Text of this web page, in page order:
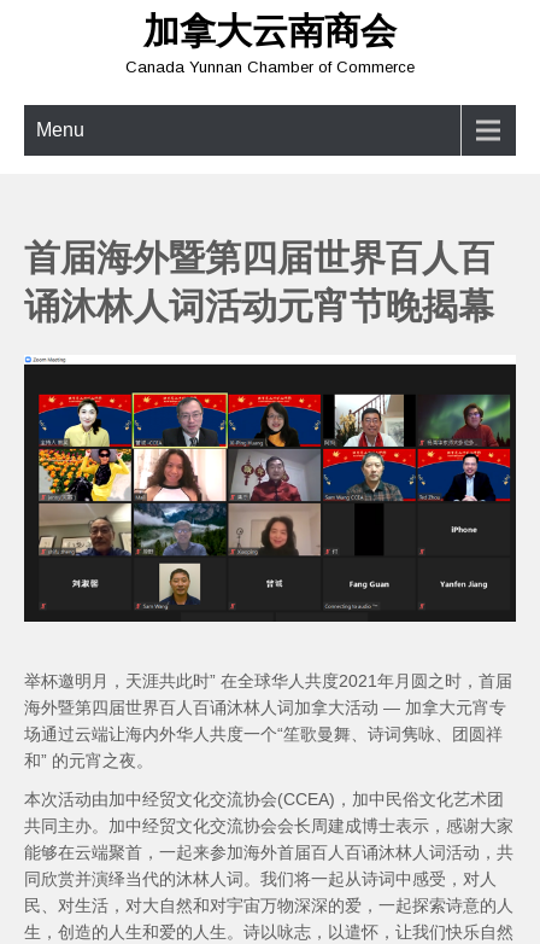
加拿大云南商会
Canada Yunnan Chamber of Commerce
Menu
⾸届海外暨第四届世界百⼈百
诵沐林⼈词活动元宵节晚揭幕
举杯邀明⽉，天涯共此时” 在全球华⼈共度2021年⽉圆之时，⾸届
海外暨第四届世界百⼈百诵沐林⼈词加拿⼤活动 — 加拿大元宵专
场通过云端让海内外华⼈共度⼀个“笙歌曼舞、诗词隽咏、团圆祥
和” 的元宵之夜。
本次活动由加中经贸文化交流协会(CCEA)，加中民俗文化艺术团
共同主办。加中经贸文化交流协会会长周建成博士表示，感谢大家
能够在云端聚首，一起来参加海外⾸届百⼈百诵沐林⼈词活动，共
同欣赏并演绎当代的沐林⼈词。我们将一起从诗词中感受，对人
民、对生活，对大自然和对宇宙万物深深的爱，一起探索诗意的人
生，创造的人生和爱的人生。诗以咏志，以遣怀，让我们快乐自然